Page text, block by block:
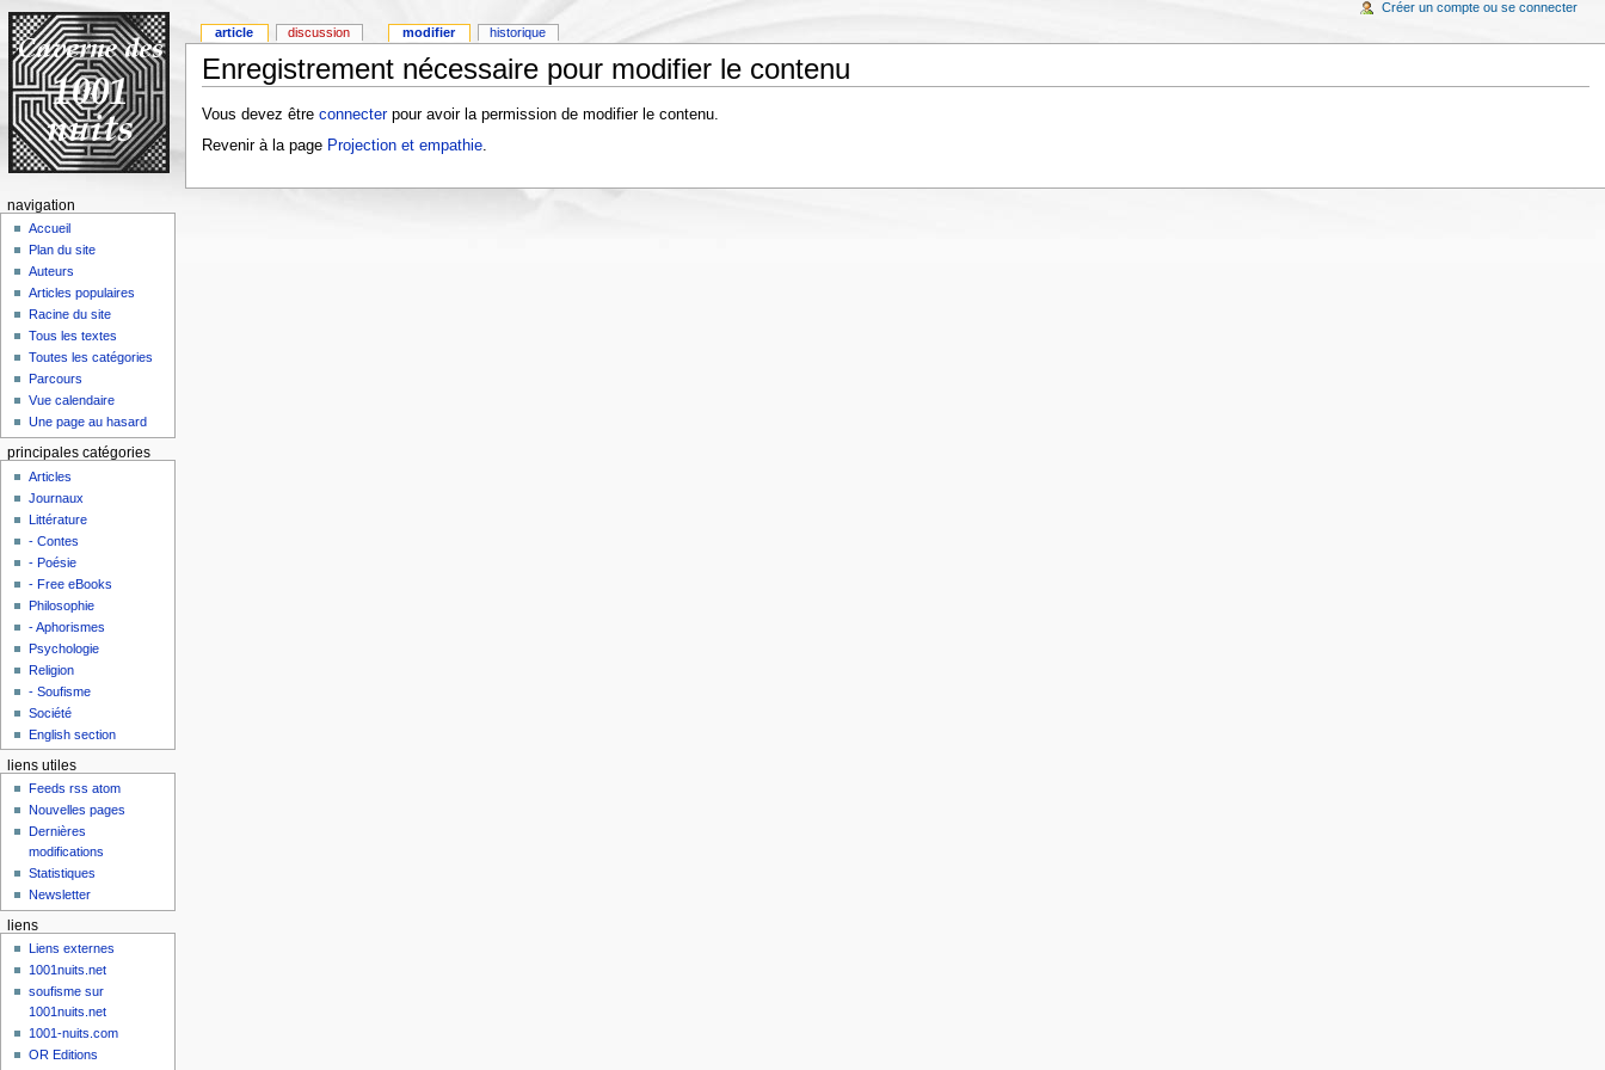
Enregistrement nécessaire pour modifier le contenu
Vous devez être connecterpour avoir la permission de modifier le contenu.
Revenir à la page Projection et empathie.
article discussion modifier historique
Créer un compte ou se connecter
navigation
Accueil
Plan du site
Auteurs
Articles populaires
Racine du site
Tous les textes
Toutes les catégories
Parcours
Vue calendaire
Une page au hasard
principales catégories
Articles
Journaux
Littérature
- Contes
- Poésie
- Free eBooks
Philosophie
- Aphorismes
Psychologie
Religion
- Soufisme
Société
English section
liens utiles
Feeds rss atom
Nouvelles pages
Dernières
modifications
Statistiques
Newsletter
liens
Liens externes
1001nuits.net
soufisme sur
1001nuits.net
1001-nuits.com
OR Editions